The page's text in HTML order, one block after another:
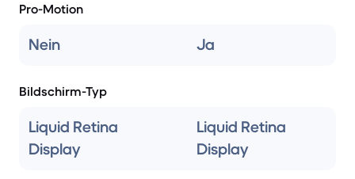
Pro-Motion
Nein Ja
Bildschirm-Typ
Liquid Retina
Display
Liquid Retina
Display